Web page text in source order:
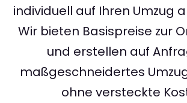
individuell auf Ihren Umzug
Wir bieten Basispreise zur
und erstellen auf
maßgeschneidertes
ohne versteckte